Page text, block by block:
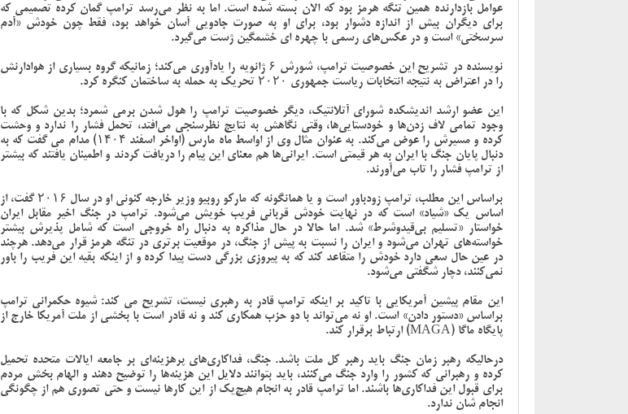
عوامل بازدارنده همین تنگه هرمز بود که الان بسته شده است. اما به نظر می‌رسد ترامپ گمان کرده تصمیمی که
برای دیگران بیش از اندازه دشوار بود، برای او به صورت جادویی آسان خواهد بود، فقط چون خودش «آدم
سرسختی» است و در عکس‌های رسمی با چهره ای خشمگین ژست می‌گیرد.
نویسنده در تشریح این خصوصیت ترامپ، شورش ۶ ژانویه را یادآوری می‌کند؛ زمانیکه گروه بسیاری از هوادارنش
را در اعتراض به نتیجه انتخابات ریاست جمهوری ۲۰۲۰ تحریک به حمله به ساختمان کنگره کرد.
این عضو ارشد اندیشکده شورای آتلانتیک، دیگر خصوصیت ترامپ را هول شدن برمی شمرد؛ بدین شکل که با
وجود تمامی لاف زدن‌ها و خودستایی‌ها، وقتی نگاهش به نتایج نظرسنجی می‌افتد، تحمل فشار را ندارد و وحشت
کرده و مسیرش را عوض می‌کند. به عنوان مثال وی از اواسط ماه مارس (اواخر اسفند ۱۴۰۴) مدام می گفت که به
دنبال پایان جنگ با ایران به هر قیمتی است. ایرانی‌ها هم معنای این پیام را دریافت کردند و اطمینان یافتند که بیشتر
از ترامپ فشار را تاب می‌آورند.
براساس این مطلب، ترامپ زودباور است و یا همانگونه که مارکو روبیو وزیر خارجه کنونی او در سال ۲۰۱۶ گفت، از
اساس یک «شیاد» است که در نهایت خودش قربانی فریب خویش می‌شود. ترامپ در جنگ اخیر مقابل ایران
خواستار «تسلیم بی‌قیدوشرط» شد. اما حالا در حال مذاکره به دنبال راه خروجی است که شامل پذیرش بیشتر
خواسته‌های تهران می‌شود و ایران را نسبت به پیش از جنگ، در موقعیت برتری در تنگه هرمز قرار می‌دهد. هرچند
در عین حال سعی دارد خودش را متقاعد کند که به پیروزی بزرگی دست پیدا کرده و از اینکه بقیه این فریب را باور
نمی‌کنند، دچار شگفتی می‌شود.
این مقام پیشین آمریکایی با تاکید بر اینکه ترامپ قادر به رهبری نیست، تشریح می کند: شیوه حکمرانی ترامپ
براساس «دستور دادن» است. او نه می‌تواند با دو حزب همکاری کند و نه قادر است با بخشی از ملت آمریکا خارج از
پایگاه ماگا (MAGA) ارتباط برقرار کند.
درحالیکه رهبر زمان جنگ باید رهبر کل ملت باشد. جنگ، فداکاری‌های پرهزینه‌ای بر جامعه ایالات متحده تحمیل
کرده و رهبرانی که کشور را وارد جنگ می‌کنند، باید بتوانند دلایل این هزینه‌ها را توضیح دهند و الهام بخش مردم
برای قبول این فداکاری‌ها باشند. اما ترامپ قادر به انجام هیچ‌یک از این کارها نیست و حتی تصوری هم از چگونگی
انجام شان ندارد.